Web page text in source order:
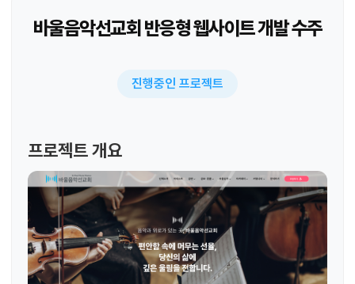
바울음악선교회 반응형 웹사이트 개발 수주
진행중인 프로젝트
프로젝트 개요